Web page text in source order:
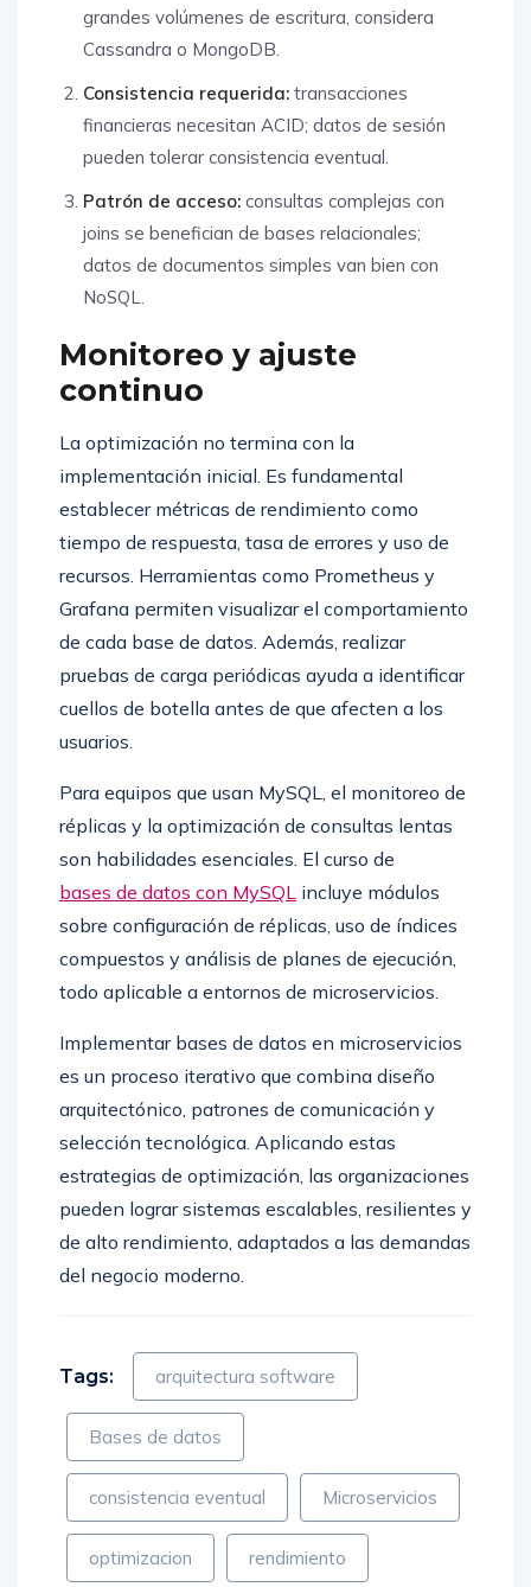
grandes volúmenes de escritura, considera
Cassandra o MongoDB.
Consistencia requerida: transacciones
financieras necesitan ACID; datos de sesión
pueden tolerar consistencia eventual.
Patrón de acceso: consultas complejas con
joins se benefician de bases relacionales;
datos de documentos simples van bien con
NoSQL.
Monitoreo y ajuste
continuo
La optimización no termina con la
implementación inicial. Es fundamental
establecer métricas de rendimiento como
tiempo de respuesta, tasa de errores y uso de
recursos. Herramientas como Prometheus y
Grafana permiten visualizar el comportamiento
de cada base de datos. Además, realizar
pruebas de carga periódicas ayuda a identificar
cuellos de botella antes de que afecten a los
usuarios.
Para equipos que usan MySQL, el monitoreo de
réplicas y la optimización de consultas lentas
son habilidades esenciales. El curso de
bases de datos con MySQL incluye módulos
sobre configuración de réplicas, uso de índices
compuestos y análisis de planes de ejecución,
todo aplicable a entornos de microservicios.
Implementar bases de datos en microservicios
es un proceso iterativo que combina diseño
arquitectónico, patrones de comunicación y
selección tecnológica. Aplicando estas
estrategias de optimización, las organizaciones
pueden lograr sistemas escalables, resilientes y
de alto rendimiento, adaptados a las demandas
del negocio moderno.
Tags: arquitectura software
Bases de datos
consistencia eventual Microservicios
optimizacion rendimiento